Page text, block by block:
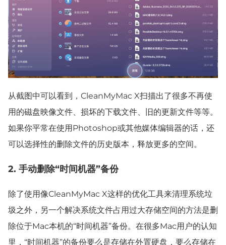
从截图中可以看到，CleanMyMac X扫描出了很多不再使
用的磁盘映像文件、损坏的下载文件、旧的更新文件等等。
如果你平常在使用Photoshop或其他媒体编辑器的话，还
可以选择性的删除文件的历史版本，释放更多的空间。
2. 手动删除“时间机器”备份
除了使用像CleanMyMac X这样的优化工具来清理系统垃
圾之外，另一个解决系统文件占用过大存储空间的方法是删
除位于Mac本机的“时间机器”备份。在很多Mac用户的认知
里，“时间机器”的备份要么是存储在外置硬盘，要么存储在